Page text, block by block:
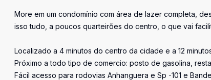
More em um condomínio com área de lazer completa,
isso tudo, a poucos quarteirões do centro, o que vai
Localizado a 4 minutos do centro da cidade e a 12
Próximo a todo tipo de comercio: posto de gasolina,
Fácil acesso para rodovias Anhanguera e Sp -101 e